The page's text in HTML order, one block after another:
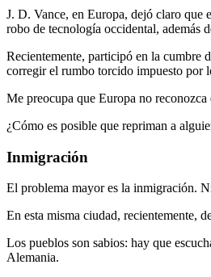
J. D. Vance, en Europa, dejó claro que
robo de tecnología occidental, además
Recientemente, participó en la cumbre
corregir el rumbo torcido impuesto por
Me preocupa que Europa no
¿Cómo es posible que repriman a
Inmigración
El problema mayor es la inmigración.
En esta misma ciudad, recientemente,
Los pueblos son sabios: hay que
Alemania.